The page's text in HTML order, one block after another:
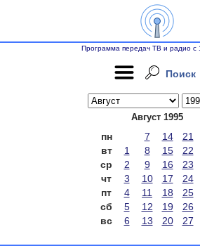
Программа передач ТВ и радио с
Поиск
Август 1995
пн 7 14 21
вт
1 8 15 22
ср
2 9 16 23
чт
3 10 17 24
пт
4 11 18
25
сб
5 12 19
26
вс
6 13 20 27